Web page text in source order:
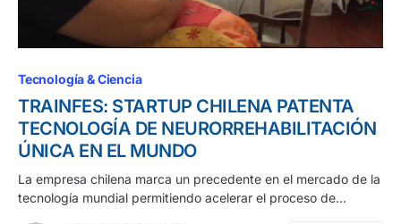
Tecnología & Ciencia
TRAINFES: STARTUP CHILENA PATENTA
TECNOLOGÍA DE NEURORREHABILITACIÓN
ÚNICA EN EL MUNDO
La empresa chilena marca un precedente en el mercado de la
tecnología mundial permitiendo acelerar el proceso de…